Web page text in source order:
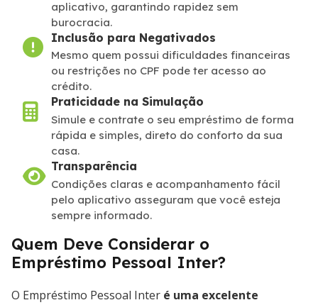
aplicativo, garantindo rapidez sem
burocracia.
Inclusão para Negativados
Mesmo quem possui dificuldades financeiras
ou restrições no CPF pode ter acesso ao
crédito.
Praticidade na Simulação
Simule e contrate o seu empréstimo de forma
rápida e simples, direto do conforto da sua
casa.
Transparência
Condições claras e acompanhamento fácil
pelo aplicativo asseguram que você esteja
sempre informado.
Quem Deve Considerar o
Empréstimo Pessoal Inter?
O Empréstimo Pessoal Inter é uma excelente